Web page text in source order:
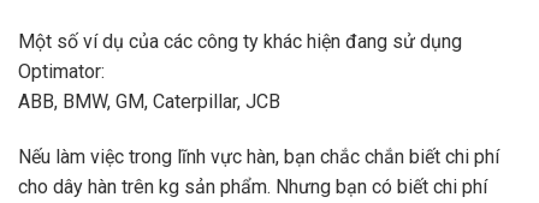
Một số ví dụ của các công ty khác hiện đang sử dụng
Optimator:
ABB, BMW, GM, Caterpillar, JCB
Nếu làm việc trong lĩnh vực hàn, bạn chắc chắn biết chi phí
cho dây hàn trên kg sản phẩm. Nhưng bạn có biết chi phí